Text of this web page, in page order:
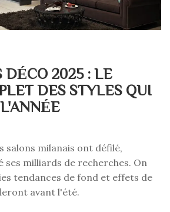
DÉCO 2025 : LE
DES STYLES QUI
salons milanais ont défilé,
ses milliards de recherches. On
tendances de fond et effets de
avant l'été.